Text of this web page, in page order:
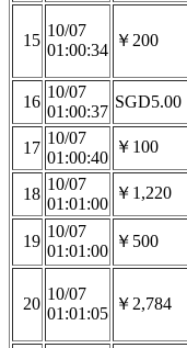
15
10/07
01:00:34
￥200
16
10/07
01:00:37
SGD5.00
17
10/07
01:00:40
￥100
18
10/07
01:01:00
￥1,220
19
10/07
01:01:00
￥500
20
10/07
01:01:05
￥2,784